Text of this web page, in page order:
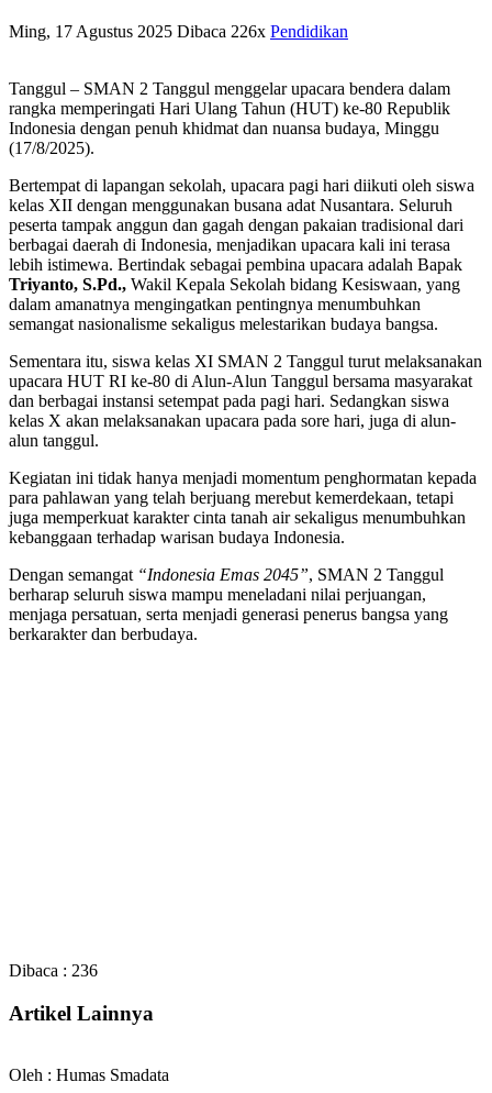
Ming, 17 Agustus 2025 Dibaca 226x Pendidikan
Tanggul – SMAN 2 Tanggul menggelar upacara bendera dalam
rangka memperingati Hari Ulang Tahun (HUT) ke-80 Republik
Indonesia dengan penuh khidmat dan nuansa budaya, Minggu
(17/8/2025).
Bertempat di lapangan sekolah, upacara pagi hari diikuti oleh siswa
kelas XII dengan menggunakan busana adat Nusantara. Seluruh
peserta tampak anggun dan gagah dengan pakaian tradisional dari
berbagai daerah di Indonesia, menjadikan upacara kali ini terasa
lebih istimewa. Bertindak sebagai pembina upacara adalah Bapak
Triyanto, S.Pd., Wakil Kepala Sekolah bidang Kesiswaan, yang
dalam amanatnya mengingatkan pentingnya menumbuhkan
semangat nasionalisme sekaligus melestarikan budaya bangsa.
Sementara itu, siswa kelas XI SMAN 2 Tanggul turut melaksanakan
upacara HUT RI ke-80 di Alun-Alun Tanggul bersama masyarakat
dan berbagai instansi setempat pada pagi hari. Sedangkan siswa
kelas X akan melaksanakan upacara pada sore hari, juga di alun-
alun tanggul.
Kegiatan ini tidak hanya menjadi momentum penghormatan kepada
para pahlawan yang telah berjuang merebut kemerdekaan, tetapi
juga memperkuat karakter cinta tanah air sekaligus menumbuhkan
kebanggaan terhadap warisan budaya Indonesia.
Dengan semangat “Indonesia Emas 2045”, SMAN 2 Tanggul
berharap seluruh siswa mampu meneladani nilai perjuangan,
menjaga persatuan, serta menjadi generasi penerus bangsa yang
berkarakter dan berbudaya.
Dibaca : 236
Artikel Lainnya
Oleh : Humas Smadata